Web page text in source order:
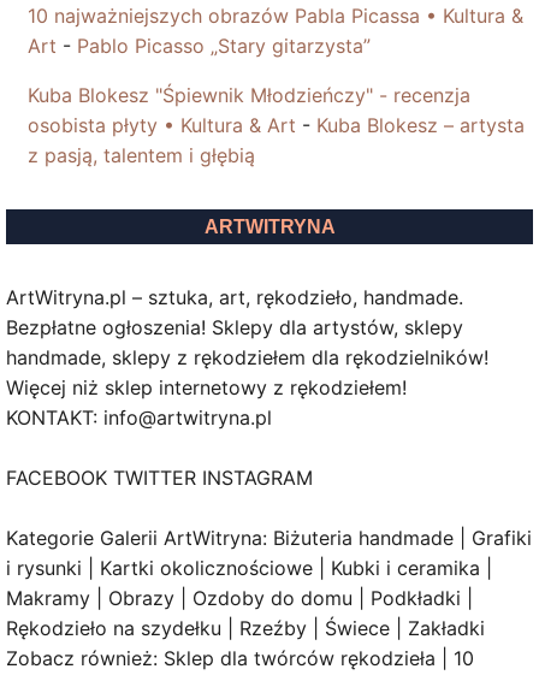
10 najważniejszych obrazów Pabla Picassa • Kultura &
Art - Pablo Picasso „Stary gitarzysta”
Kuba Blokesz "Śpiewnik Młodzieńczy" - recenzja
osobista płyty • Kultura & Art - Kuba Blokesz – artysta
z pasją, talentem i głębią
ARTWITRYNA
ArtWitryna.pl – sztuka, art, rękodzieło, handmade.
Bezpłatne ogłoszenia! Sklepy dla artystów, sklepy
handmade, sklepy z rękodziełem dla rękodzielników!
Więcej niż sklep internetowy z rękodziełem!
KONTAKT: info@artwitryna.pl
FACEBOOK TWITTER INSTAGRAM
Kategorie Galerii ArtWitryna: Biżuteria handmade | Grafiki
i rysunki | Kartki okolicznościowe | Kubki i ceramika |
Makramy | Obrazy | Ozdoby do domu | Podkładki |
Rękodzieło na szydełku | Rzeźby | Świece | Zakładki
Zobacz również: Sklep dla twórców rękodzieła | 10